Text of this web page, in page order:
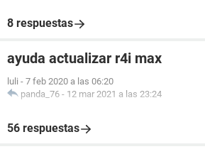
8 respuestas
ayuda actualizar r4i max
luli - 7 feb 2020 a las 06:20
panda_76 - 12 mar 2021 a las 23:24
56 respuestas